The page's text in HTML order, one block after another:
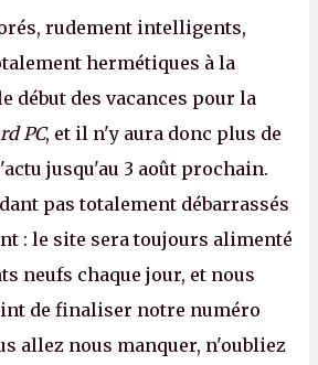
rudement intelligents,
hermétiques à la
début des vacances pour la
PC, et il n'y aura donc plus de
jusqu'au 3 août prochain.
pas totalement débarrassés
: le site sera toujours alimenté
neufs chaque jour, et nous
de finaliser notre numéro
allez nous manquer, n'oubliez